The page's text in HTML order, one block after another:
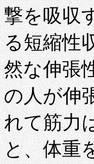
撃を吸収
る短縮性
然な伸張
の人が伸
れて筋力
と、体重